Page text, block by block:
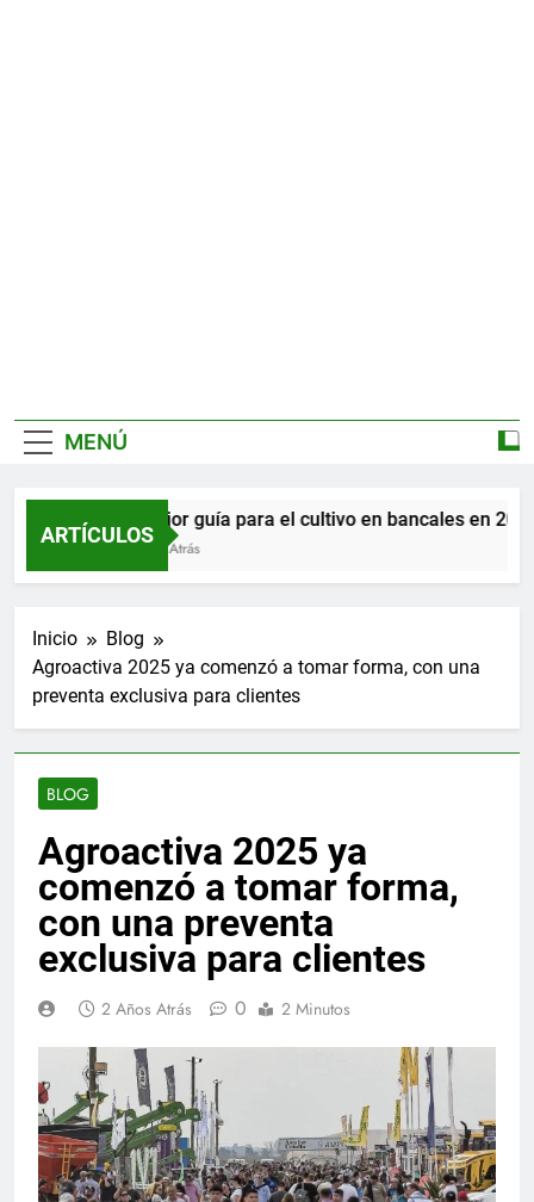
MENÚ
ARTÍCULOS
La mejor guía para el cultivo en bancales en 2026
3 Meses Atrás
Inicio
Blog
Agroactiva 2025 ya comenzó a tomar forma, con una
preventa exclusiva para clientes
BLOG
Agroactiva 2025 ya
comenzó a tomar forma,
con una preventa
exclusiva para clientes
2 Años Atrás 0 2 Minutos